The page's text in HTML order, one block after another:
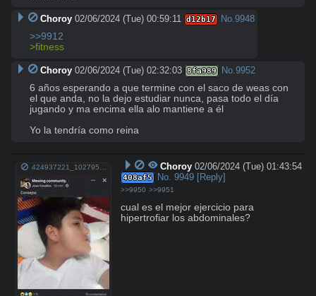
Choroy 02/06/2024 (Tue) 00:59:11 d12b17 No. 9948
>>9912
>fitness
Choroy 02/06/2024 (Tue) 02:32:03 8fa989 No. 9952
6 años esperando a que termine con el saco de weas con
el que anda, no la dejo estudiar nunca, pasa todo el día
jugando y ma encima ella alo mantiene a él
Yo la tendría como reina
Choroy 02/06/2024 (Tue) 01:43:54
408af5 No. 9949 [Reply]
>>9950 >>9951
cual es el mejor ejercicio para
hipertrofiar los abdominales?